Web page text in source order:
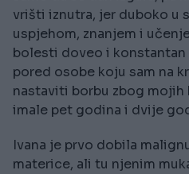
vrišti iznutra, jer duboko u
uspjehom, znanjem i
bolesti doveo i konstantan
pored osobe koju sam na
nastaviti borbu zbog mojih
imale pet godina i dvije
Ivana je prvo dobila
materice, ali tu njenim